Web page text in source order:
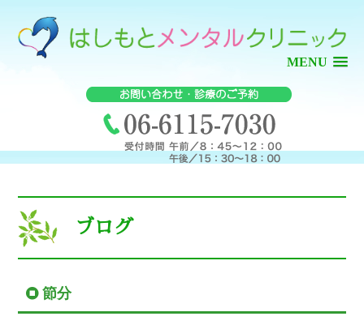
MENU
ブログ
節分